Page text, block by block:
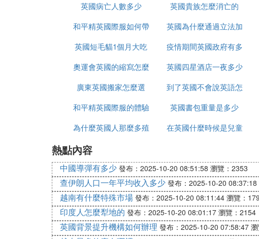
英國病亡人數多少 英國貴族怎麼消亡的
和平精英國際服如何帶
槍進出生島
英國為什麼通過立法加
強社會保障
英國短毛貓1個月大吃
什麼
疫情期間英國政府有多
少錢
奧運會英國的縮寫怎麼
改了
英國四星酒店一夜多少
錢
廣東英國搬家怎麼選
到了英國不會說英語怎
麼辦
和平精英國際服的體驗
服如何上去
英國書包重量是多少
為什麼英國人那麼多殖
在英國什麼時候是兒童
熱點內容
中國導彈有多少 發布：2025-10-20 08:51:58 瀏覽：2353
查伊朗人口一年平均收入多少 發布：2025-10-20 08:37:18
越南有什麼特殊市場 發布：2025-10-20 08:11:44 瀏覽：
印度人怎麼犁地的 發布：2025-10-20 08:01:17 瀏覽：2154
英國背景提升機構如何辦理 發布：2025-10-20 07:58:47